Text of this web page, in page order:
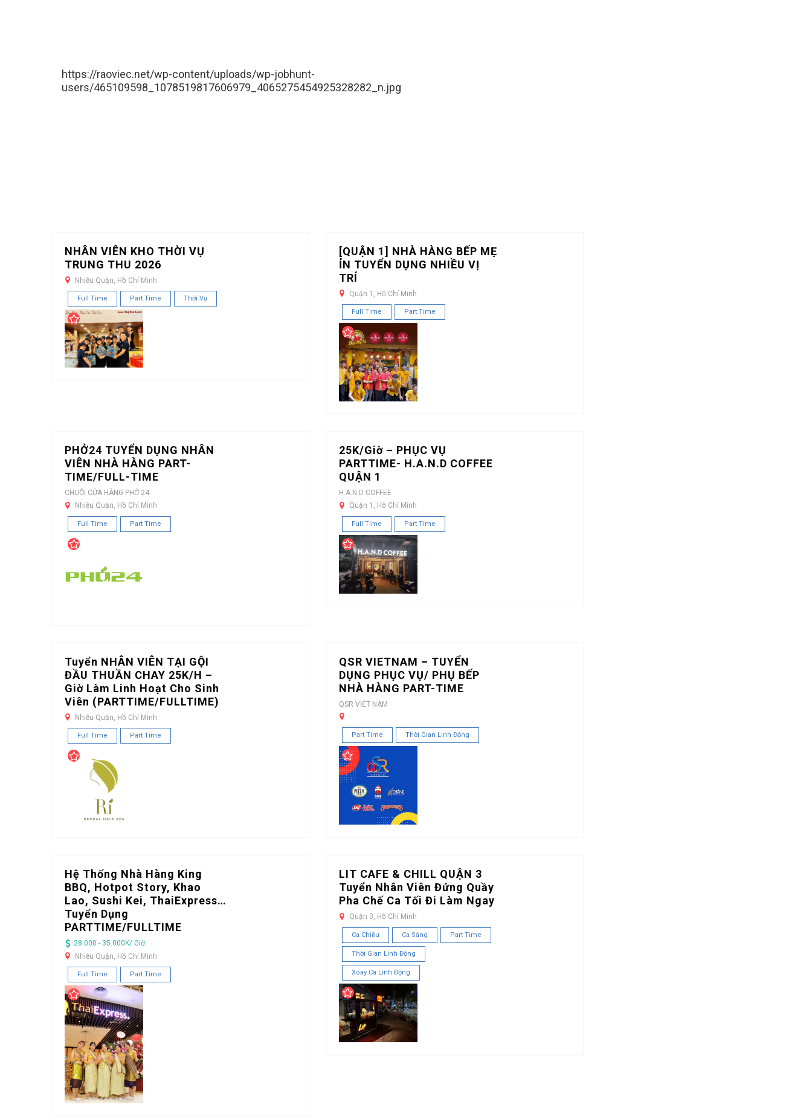
https://raoviec.net/wp-content/uploads/wp-jobhunt-
users/465109598_1078519817606979_4065275454925328282_n.jpg
NHÂN VIÊN KHO THỜI VỤ
TRUNG THU 2026
Nhiều Quận, Hồ Chí Minh
Full Time Part Time Thời Vụ
[QUẬN 1] NHÀ HÀNG BẾP MẸ
ỈN TUYỂN DỤNG NHIỀU VỊ
TRÍ
Quận 1, Hồ Chí Minh
Full Time Part Time
PHỞ24 TUYỂN DỤNG NHÂN
VIÊN NHÀ HÀNG PART-
TIME/FULL-TIME
CHUỖI CỬA HÀNG PHỞ 24
Nhiều Quận, Hồ Chí Minh
Full Time Part Time
25K/Giờ – PHỤC VỤ
PARTTIME- H.A.N.D COFFEE
QUẬN 1
H.A.N.D COFFEE
Quận 1, Hồ Chí Minh
Full Time Part Time
Tuyển NHÂN VIÊN TẠI GỘI
ĐẦU THUẦN CHAY 25K/H –
Giờ Làm Linh Hoạt Cho Sinh
Viên (PARTTIME/FULLTIME)
Nhiều Quận, Hồ Chí Minh
Full Time Part Time
QSR VIETNAM – TUYỂN
DỤNG PHỤC VỤ/ PHỤ BẾP
NHÀ HÀNG PART-TIME
QSR VIỆT NAM
Part Time Thời Gian Linh Động
Hệ Thống Nhà Hàng King
BBQ, Hotpot Story, Khao
Lao, Sushi Kei, ThaiExpress…
Tuyển Dụng
PARTTIME/FULLTIME
28.000 - 35.000K/ Giờ
Nhiều Quận, Hồ Chí Minh
Full Time Part Time
LIT CAFE & CHILL QUẬN 3
Tuyển Nhân Viên Đứng Quầy
Pha Chế Ca Tối Đi Làm Ngay
Quận 3, Hồ Chí Minh
Ca Chiều Ca Sáng Part Time
Thời Gian Linh Động
Xoay Ca Linh Động